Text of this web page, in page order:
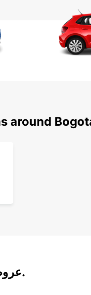
around
عروض تأجير السيارات والحافلات اليوم.